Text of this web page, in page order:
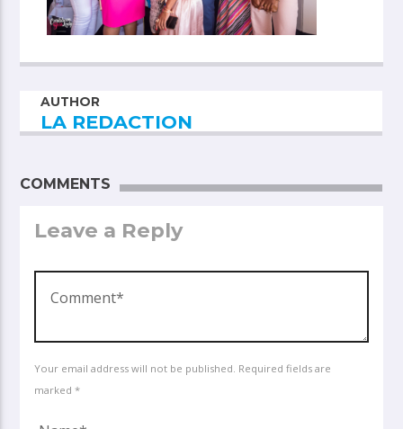
AUTHOR
LA REDACTION
COMMENTS
Leave a Reply
Your email address will not be published. Required fields are
marked *